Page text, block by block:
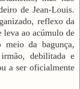
de Jean-Louis.
reflexo da
leva ao acúmulo de
meio da bagunça,
debilitada e
a ser oficialmente